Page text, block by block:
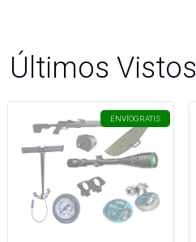
Últimos Vistos
ENVÍOGRATIS